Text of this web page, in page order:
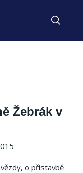
Žebrák v
o přístavbě